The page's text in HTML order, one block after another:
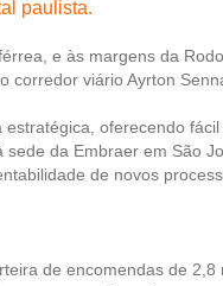
paulista.
e às margens da
corredor viário Ayrton
estratégica, oferecendo
da Embraer em São
de novos
de encomendas de